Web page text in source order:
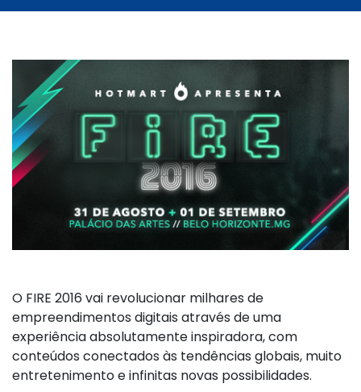
O FIRE 2016 vai revolucionar milhares de
empreendimentos digitais através de uma
experiência absolutamente inspiradora, com
conteúdos conectados às tendências globais, muito
entretenimento e infinitas novas possibilidades.